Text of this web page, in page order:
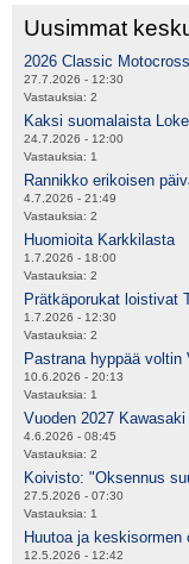
Uusimmat
2026 Classic
27.7.2026 - 12:30
Vastauksia: 2
Kaksi suomalaista
24.7.2026 - 12:00
Vastauksia: 1
Rannikko erikoisen
4.7.2026 - 21:49
Vastauksia: 2
Huomioita Karkkilasta
1.7.2026 - 18:00
Vastauksia: 2
Prätkäporukat loistivat
1.7.2026 - 12:30
Vastauksia: 2
Pastrana hyppää
10.6.2026 - 20:13
Vastauksia: 1
Vuoden 2027
4.6.2026 - 08:45
Vastauksia: 2
Koivisto: "Oksennus
27.5.2026 - 07:30
Vastauksia: 1
Huutoa ja
12.5.2026 - 12:42